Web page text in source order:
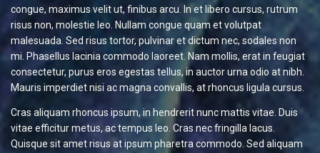
congue, maximus velit ut, finibus arcu. In et libero cursus, rutrum
risus non, molestie leo. Nullam congue quam et volutpat
malesuada. Sed risus tortor, pulvinar et dictum nec, sodales non
mi. Phasellus lacinia commodo laoreet. Nam mollis, erat in feugiat
consectetur, purus eros egestas tellus, in auctor urna odio at nibh.
Mauris imperdiet nisi ac magna convallis, at rhoncus ligula cursus.
Cras aliquam rhoncus ipsum, in hendrerit nunc mattis vitae. Duis
vitae efficitur metus, ac tempus leo. Cras nec fringilla lacus.
Quisque sit amet risus at ipsum pharetra commodo. Sed aliquam